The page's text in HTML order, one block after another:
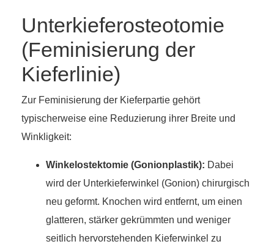
Unterkieferosteotomie
(Feminisierung der
Kieferlinie)
Zur Feminisierung der Kieferpartie gehört
typischerweise eine Reduzierung ihrer Breite und
Winkligkeit:
Winkelostektomie (Gonionplastik): Dabei
wird der Unterkieferwinkel (Gonion) chirurgisch
neu geformt. Knochen wird entfernt, um einen
glatteren, stärker gekrümmten und weniger
seitlich hervorstehenden Kieferwinkel zu